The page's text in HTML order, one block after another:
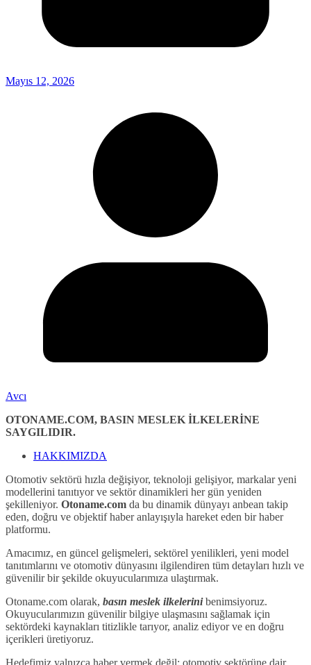
Mayıs 12, 2026
Avcı
OTONAME.COM, BASIN MESLEK İLKELERİNE
SAYGILIDIR.
HAKKIMIZDA
Otomotiv sektörü hızla değişiyor, teknoloji gelişiyor, markalar yeni
modellerini tanıtıyor ve sektör dinamikleri her gün yeniden
şekilleniyor. Otoname.com da bu dinamik dünyayı anbean takip
eden, doğru ve objektif haber anlayışıyla hareket eden bir haber
platformu.
Amacımız, en güncel gelişmeleri, sektörel yenilikleri, yeni model
tanıtımlarını ve otomotiv dünyasını ilgilendiren tüm detayları hızlı ve
güvenilir bir şekilde okuyucularımıza ulaştırmak.
Otoname.com olarak, basın meslek ilkelerinibenimsiyoruz.
Okuyucularımızın güvenilir bilgiye ulaşmasını sağlamak için
sektördeki kaynakları titizlikle tarıyor, analiz ediyor ve en doğru
içerikleri üretiyoruz.
Hedefimiz yalnızca haber vermek değil; otomotiv sektörüne dair